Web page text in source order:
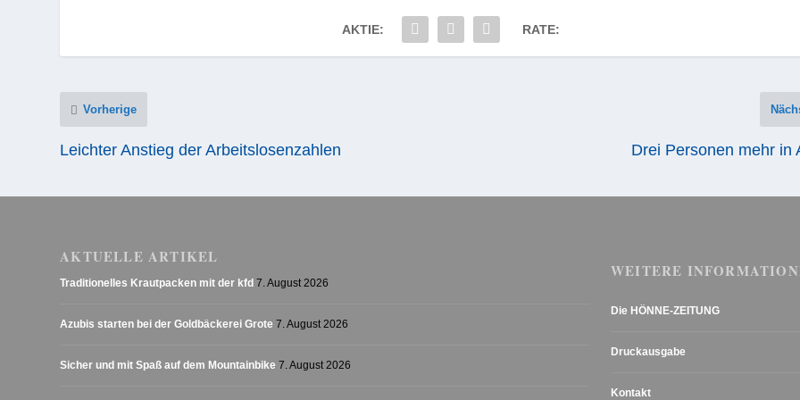
AKTIE: RATE:
Vorherige
Leichter Anstieg der Arbeitslosenzahlen Drei Personen mehr in
AKTUELLE ARTIKEL
Traditionelles Krautpacken mit der kfd 7. August 2026
Azubis starten bei der Goldbäckerei Grote 7. August 2026
Sicher und mit Spaß auf dem Mountainbike 7. August 2026
WEITERE
Die HÖNNE-ZEITUNG
Druckausgabe
Kontakt